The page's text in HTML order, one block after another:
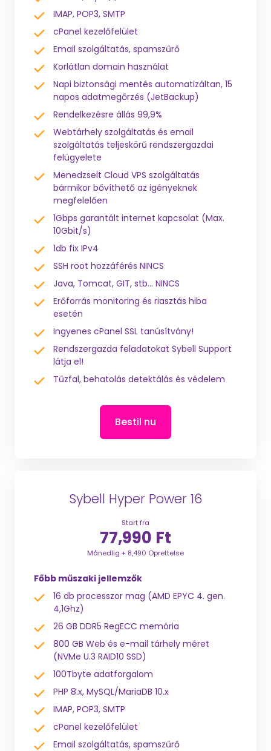
IMAP, POP3, SMTP
cPanel kezelőfelület
Email szolgáltatás, spamszűrő
Korlátlan domain használat
Napi biztonsági mentés automatizáltan, 15
napos adatmegőrzés (JetBackup)
Rendelkezésre állás 99,9%
Webtárhely szolgáltatás és email
szolgáltatás teljeskörű rendszergazdai
felügyelete
Menedzselt Cloud VPS szolgáltatás
bármikor bővíthető az igényeknek
megfelelően
1Gbps garantált internet kapcsolat (Max.
10Gbit/s)
1db fix IPv4
SSH root hozzáférés NINCS
Java, Tomcat, GIT, stb... NINCS
Erőforrás monitoring és riasztás hiba
esetén
Ingyenes cPanel SSL tanúsítvány!
Rendszergazda feladatokat Sybell Support
látja el!
Tűzfal, behatolás detektálás és védelem
Bestil nu
Sybell Hyper Power 16
Start fra
77,990 Ft
Månedlig + 8,490 Oprettelse
Főbb műszaki jellemzők
16 db processzor mag (AMD EPYC 4. gen.
4,1Ghz)
26 GB DDR5 RegECC memória
800 GB Web és e-mail tárhely méret
(NVMe U.3 RAID10 SSD)
100Tbyte adatforgalom
PHP 8.x, MySQL/MariaDB 10.x
IMAP, POP3, SMTP
cPanel kezelőfelület
Email szolgáltatás, spamszűrő